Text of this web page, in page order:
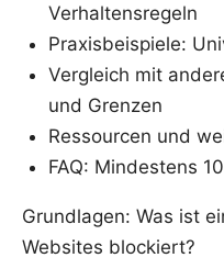
Verhaltensregeln
Praxisbeispiele:
Vergleich mit
und Grenzen
Ressourcen und
FAQ: Mindestens
Grundlagen: Was ist
Websites blockiert?